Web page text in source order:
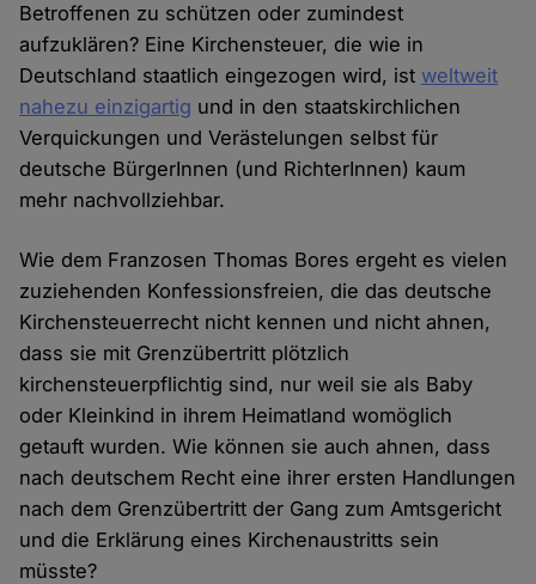
Betroffenen zu schützen oder zumindest
aufzuklären? Eine Kirchensteuer, die wie in
Deutschland staatlich eingezogen wird, ist weltweit
nahezu einzigartig und in den staatskirchlichen
Verquickungen und Verästelungen selbst für
deutsche BürgerInnen (und RichterInnen) kaum
mehr nachvollziehbar.
Wie dem Franzosen Thomas Bores ergeht es vielen
zuziehenden Konfessionsfreien, die das deutsche
Kirchensteuerrecht nicht kennen und nicht ahnen,
dass sie mit Grenzübertritt plötzlich
kirchensteuerpflichtig sind, nur weil sie als Baby
oder Kleinkind in ihrem Heimatland womöglich
getauft wurden. Wie können sie auch ahnen, dass
nach deutschem Recht eine ihrer ersten Handlungen
nach dem Grenzübertritt der Gang zum Amtsgericht
und die Erklärung eines Kirchenaustritts sein
müsste?